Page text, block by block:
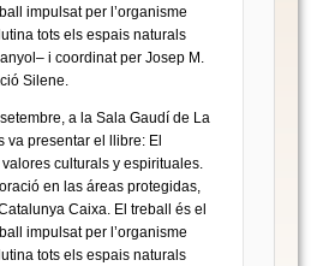
impulsat per l’organisme
tots els espais naturals
i coordinat per Josep M.
Silene.
a la Sala Gaudí de La
va presentar el llibre: El
culturals y espirituales.
en las áreas protegidas,
Caixa. El treball és el
impulsat per l’organisme
tots els espais naturals